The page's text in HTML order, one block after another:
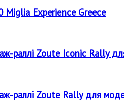
Miglia Experience Greece
раллі Zoute Iconic Rally
раллі Zoute Rally для